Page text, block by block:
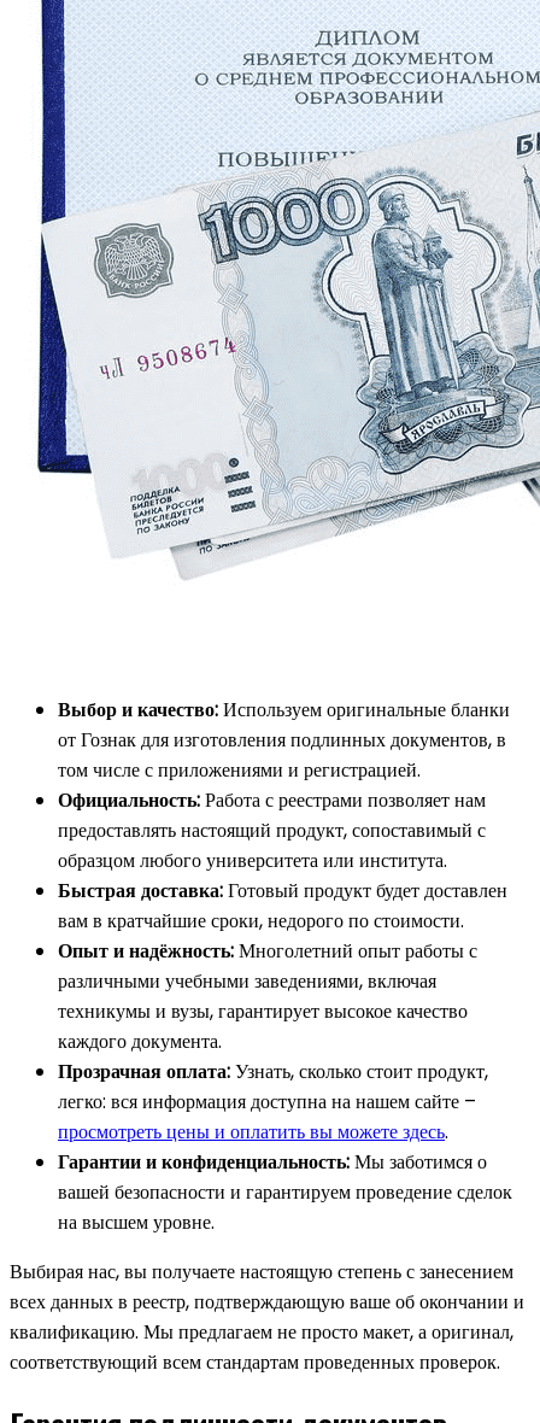
Выбор и качество:Используем оригинальные бланки
от Гознак для изготовления подлинных документов, в
том числе с приложениями и регистрацией.
Официальность:Работа с реестрами позволяет нам
предоставлять настоящий продукт, сопоставимый с
образцом любого университета или института.
Быстрая доставка:Готовый продукт будет доставлен
вам в кратчайшие сроки, недорого по стоимости.
Опыт и надёжность:Многолетний опыт работы с
различными учебными заведениями, включая
техникумы и вузы, гарантирует высокое качество
каждого документа.
Прозрачная оплата:Узнать, сколько стоит продукт,
легко: вся информация доступна на нашем сайте –
просмотреть цены и оплатить вы можете здесь.
Гарантии и конфиденциальность:Мы заботимся о
вашей безопасности и гарантируем проведение сделок
на высшем уровне.
Выбирая нас, вы получаете настоящую степень с занесением
всех данных в реестр, подтверждающую ваше об окончании и
квалификацию. Мы предлагаем не просто макет, а оригинал,
соответствующий всем стандартам проведенных проверок.